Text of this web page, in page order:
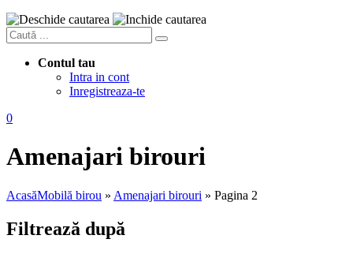
Contul tau
Intra in cont
Inregistreaza-te
0
Amenajari birouri
AcasăMobilă birou » Amenajari birouri » Pagina 2
Filtrează după